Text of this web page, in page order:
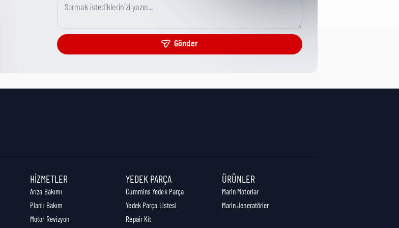
Piston Rings
Gönder
HIZMETLER
Arıza Bakımı
Planlı Bakım
Motor Revizyon
YEDEK PARÇA
Cummins Yedek Parça
Yedek Parça Listesi
Repair Kit
ÜRÜNLER
Marin Motorlar
Marin Jeneratörler